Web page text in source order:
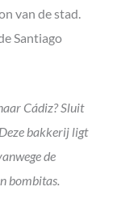
van de stad.
Santiago
Cádiz? Sluit
bakkerij ligt
de
bombitas.